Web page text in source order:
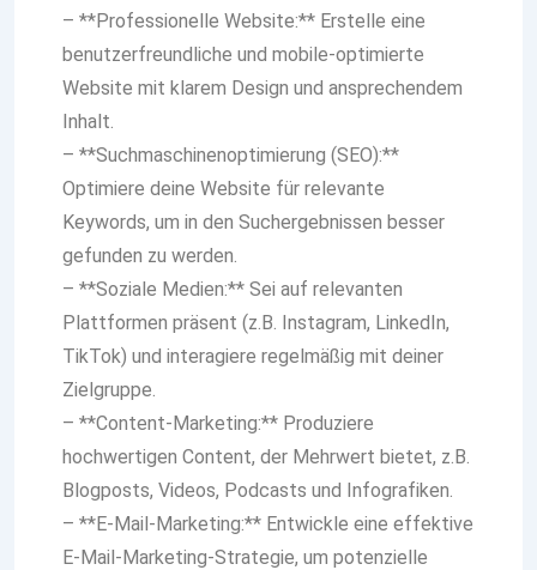
– **Professionelle Website:** Erstelle eine
benutzerfreundliche und mobile-optimierte
Website mit klarem Design und ansprechendem
Inhalt.
– **Suchmaschinenoptimierung (SEO):**
Optimiere deine Website für relevante
Keywords, um in den Suchergebnissen besser
gefunden zu werden.
– **Soziale Medien:** Sei auf relevanten
Plattformen präsent (z.B. Instagram, LinkedIn,
TikTok) und interagiere regelmäßig mit deiner
Zielgruppe.
– **Content-Marketing:** Produziere
hochwertigen Content, der Mehrwert bietet, z.B.
Blogposts, Videos, Podcasts und Infografiken.
– **E-Mail-Marketing:** Entwickle eine effektive
E-Mail-Marketing-Strategie, um potenzielle